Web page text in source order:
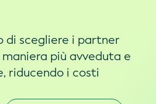
di scegliere i partner
più avveduta e
riducendo i costi